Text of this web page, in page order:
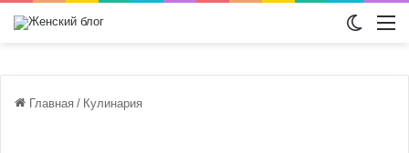
Главная / Кулинария